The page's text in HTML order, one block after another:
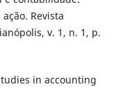
Revista
v. 1, n. 1, p.
in accounting